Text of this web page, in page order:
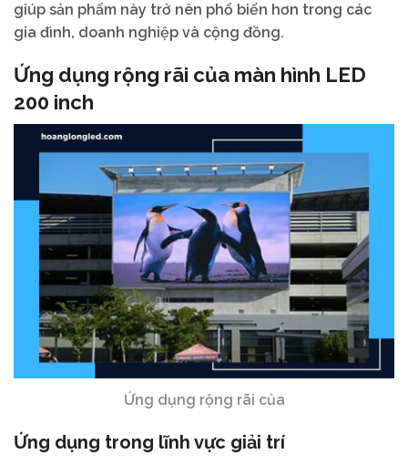
giúp sản phẩm này trở nên phổ biến hơn trong các
gia đình, doanh nghiệp và cộng đồng.
Ứng dụng rộng rãi của màn hình LED
200 inch
Ứng dụng rộng rãi của
Ứng dụng trong lĩnh vực giải trí